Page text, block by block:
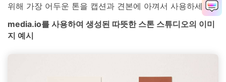
위해 가장 어두운 톤을 캡션과 견본에 아껴서 사용하세요.
media.io를 사용하여 생성된 따뜻한 스톤 스튜디오의 이미
지 예시